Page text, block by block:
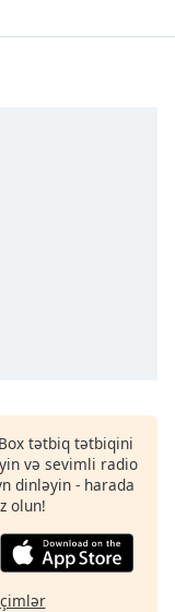
tətbiq tətbiqini
və sevimli radio
dinləyin - harada
olun!